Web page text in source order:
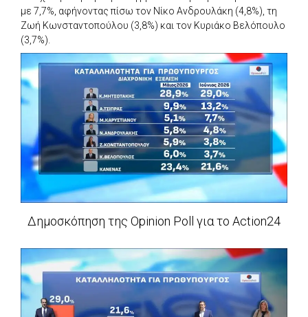
με 7,7%, αφήνοντας πίσω τον Νίκο Ανδρουλάκη (4,8%), τη
Ζωή Κωνσταντοπούλου (3,8%) και τον Κυριάκο Βελόπουλο
(3,7%).
Δημοσκόπηση της Opinion Poll για το Action24